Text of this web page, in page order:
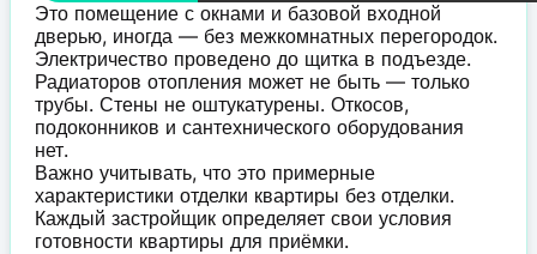
Это помещение с окнами и базовой входной
дверью, иногда — без межкомнатных перегородок.
Электричество проведено до щитка в подъезде.
Радиаторов отопления может не быть — только
трубы. Стены не оштукатурены. Откосов,
подоконников и сантехнического оборудования
нет.
Важно учитывать, что это примерные
характеристики отделки квартиры без отделки.
Каждый застройщик определяет свои условия
готовности квартиры для приёмки.